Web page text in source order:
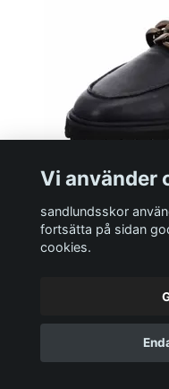
Vi använder
sandlundsskor
fortsätta på sidan
cookies.